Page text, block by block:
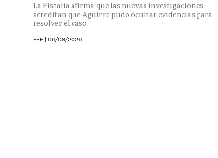
La Fiscalía afirma que las nuevas investigaciones
acreditan que Aguirre pudo ocultar evidencias para
resolver el caso
EFE | 06/08/2026